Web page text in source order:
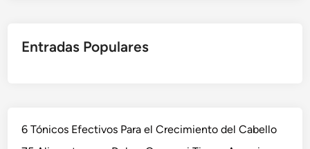
Entradas Populares
6 Tónicos Efectivos Para el Crecimiento del Cabello